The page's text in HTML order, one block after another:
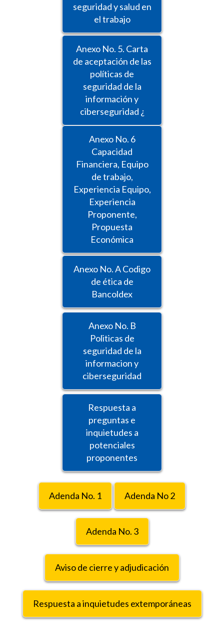
seguridad y salud en
el trabajo
Anexo No. 5. Carta
de aceptación de las
políticas de
seguridad de la
información y
ciberseguridad ¿
Anexo No. 6
Capacidad
Financiera, Equipo
de trabajo,
Experiencia Equipo,
Experiencia
Proponente,
Propuesta
Económica
Anexo No. A Codigo
de ética de
Bancoldex
Anexo No. B
Politicas de
seguridad de la
informacion y
ciberseguridad
Respuesta a
preguntas e
inquietudes a
potenciales
proponentes
Adenda No. 1 Adenda No 2
Adenda No. 3
Aviso de cierre y adjudicación
Respuesta a inquietudes extemporáneas